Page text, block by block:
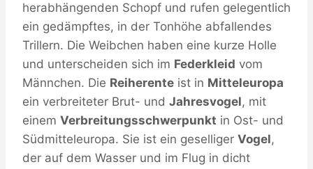
herabhängenden Schopf und rufen gelegentlich
ein gedämpftes, in der Tonhöhe abfallendes
Trillern. Die Weibchen haben eine kurze Holle
und unterscheiden sich im Federkleid vom
Männchen. Die Reiherente ist in Mitteleuropa
ein verbreiteter Brut- und Jahresvogel, mit
einem Verbreitungsschwerpunkt in Ost- und
Südmitteleuropa. Sie ist ein geselliger Vogel,
der auf dem Wasser und im Flug in dicht